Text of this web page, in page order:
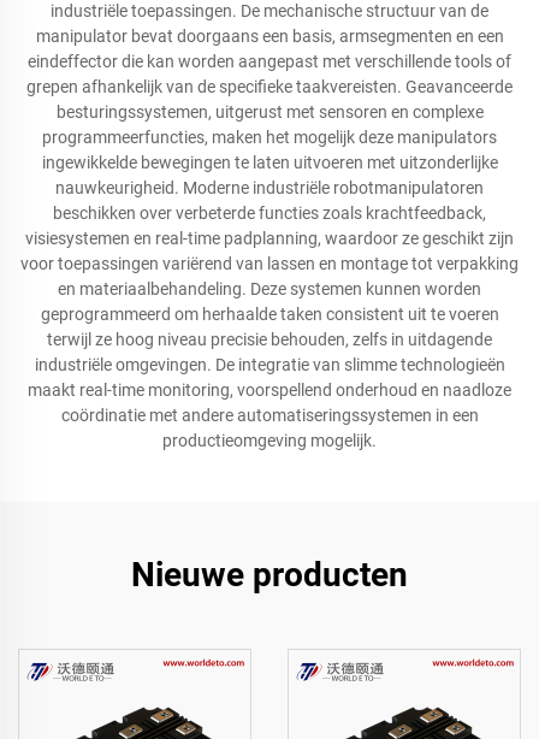
industriële toepassingen. De mechanische structuur van de
manipulator bevat doorgaans een basis, armsegmenten en een
eindeffector die kan worden aangepast met verschillende tools of
grepen afhankelijk van de specifieke taakvereisten. Geavanceerde
besturingssystemen, uitgerust met sensoren en complexe
programmeerfuncties, maken het mogelijk deze manipulators
ingewikkelde bewegingen te laten uitvoeren met uitzonderlijke
nauwkeurigheid. Moderne industriële robotmanipulatoren
beschikken over verbeterde functies zoals krachtfeedback,
visiesystemen en real-time padplanning, waardoor ze geschikt zijn
voor toepassingen variërend van lassen en montage tot verpakking
en materiaalbehandeling. Deze systemen kunnen worden
geprogrammeerd om herhaalde taken consistent uit te voeren
terwijl ze hoog niveau precisie behouden, zelfs in uitdagende
industriële omgevingen. De integratie van slimme technologieën
maakt real-time monitoring, voorspellend onderhoud en naadloze
coördinatie met andere automatiseringssystemen in een
productieomgeving mogelijk.
Nieuwe producten